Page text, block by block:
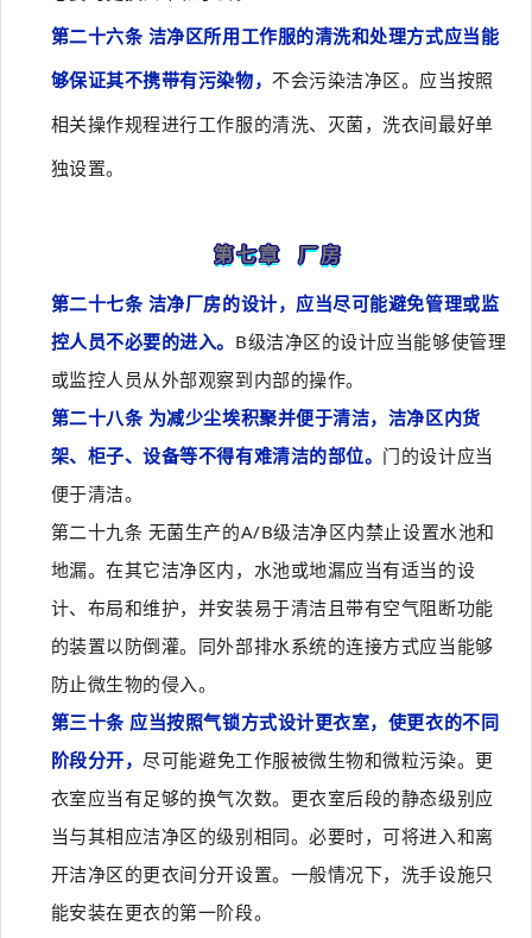
第二十六条 洁净区所用工作服的清洗和处理方式应当能
够保证其不携带有污染物，不会污染洁净区。应当按照
相关操作规程进行工作服的清洗、灭菌，洗衣间最好单
独设置。
第七章 厂房
第二十七条 洁净厂房的设计，应当尽可能避免管理或监
控人员不必要的进入。 B级洁净区的设计应当能够使管理
或监控人员从外部观察到内部的操作。
第二十八条 为减少尘埃积聚并便于清洁，洁净区内货
架、柜子、设备等不得有难清洁的部位。 门的设计应当
便于清洁。
第二十九条 无菌生产的A/B级洁净区内禁止设置水池和
地漏。在其它洁净区内，水池或地漏应当有适当的设
计、布局和维护，并安装易于清洁且带有空气阻断功能
的装置以防倒灌。同外部排水系统的连接方式应当能够
防止微生物的侵入。
第三十条 应当按照气锁方式设计更衣室，使更衣的不同
阶段分开，尽可能避免工作服被微生物和微粒污染。更
衣室应当有足够的换气次数。更衣室后段的静态级别应
当与其相应洁净区的级别相同。必要时，可将进入和离
开洁净区的更衣间分开设置。一般情况下，洗手设施只
能安装在更衣的第一阶段。